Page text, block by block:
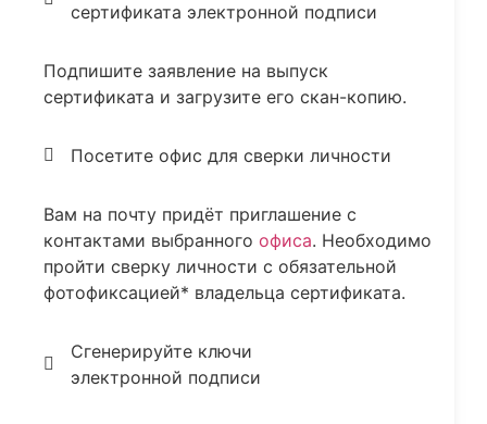
сертификата электронной подписи
Подпишите заявление на выпуск
сертификата и загрузите его скан-копию.
Посетите офис для сверки личности
Вам на почту придёт приглашение с
контактами выбранного офиса. Необходимо
пройти сверку личности с обязательной
фотофиксацией* владельца сертификата.
Сгенерируйте ключи
электронной подписи